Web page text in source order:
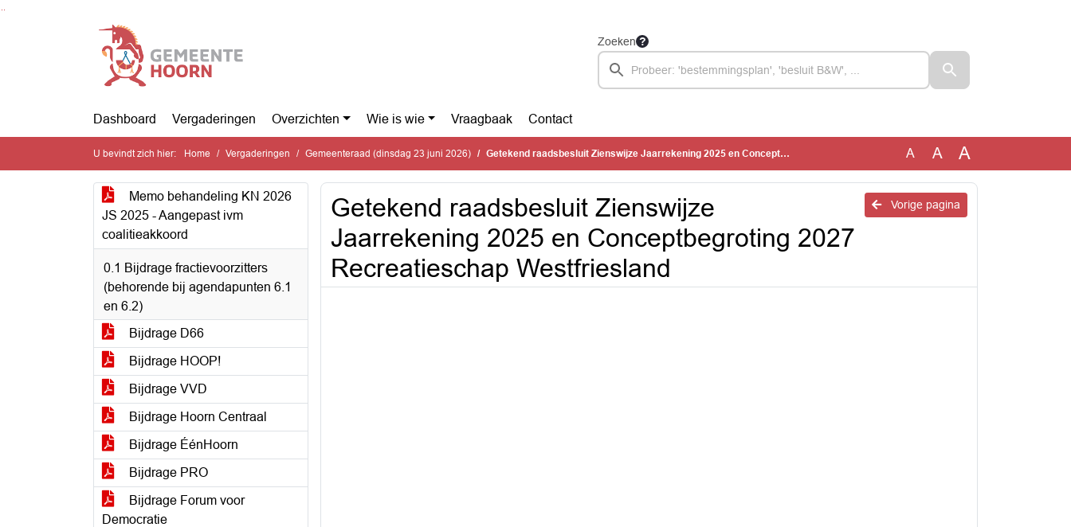
Zoeken
Dashboard Vergaderingen Overzichten Wie is wie Vraagbaak Contact
U bevindt zich hier: Home Vergaderingen Gemeenteraad (dinsdag 23 juni 2026) Getekend raadsbesluit Zienswijze Jaarrekening 2025 en Conceptbegroting 2027 Recreatieschap Westfriesland A A A
Memo behandeling KN 2026
JS 2025 - Aangepast ivm
coalitieakkoord
0.1 Bijdrage fractievoorzitters
(behorende bij agendapunten 6.1
en 6.2)
Bijdrage D66
Bijdrage HOOP!
Bijdrage VVD
Bijdrage Hoorn Centraal
Bijdrage ÉénHoorn
Bijdrage PRO
Bijdrage Forum voor
Democratie
Vorige pagina
Getekend raadsbesluit Zienswijze
Jaarrekening 2025 en Conceptbegroting 2027
Recreatieschap Westfriesland